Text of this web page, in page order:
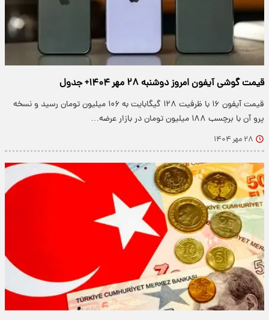
قیمت گوشی آیفون امروز دوشنبه ۲۸ مهر ۱۴۰۴+ جدول
قیمت آیفون ۱۶ با ظرفیت ۱۲۸ گیگابایت به ۱۰۶ میلیون تومان رسید و نسخه
پرو آن با برچسب ۱۸۸ میلیون تومان در بازار عرضه…
۲۸ مهر ۱۴۰۴